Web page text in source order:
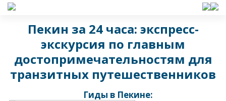
Пекин за 24 часа: экспресс-
экскурсия по главным
достопримечательностям для
транзитных путешественников
Гиды в Пекине: